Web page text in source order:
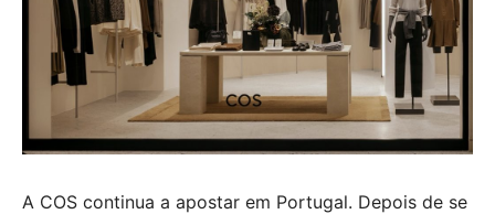
A COS continua a apostar em Portugal. Depois de se